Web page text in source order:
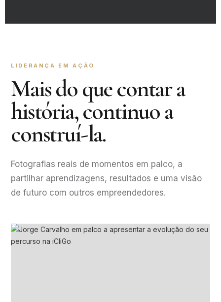
LIDERANÇA EM AÇÃO
Mais do que contar a
história, continuo a
construí-la.
Fotografias reais de momentos em palco, a
partilhar aprendizagens, resultados e uma visão
de futuro com outros empreendedores.